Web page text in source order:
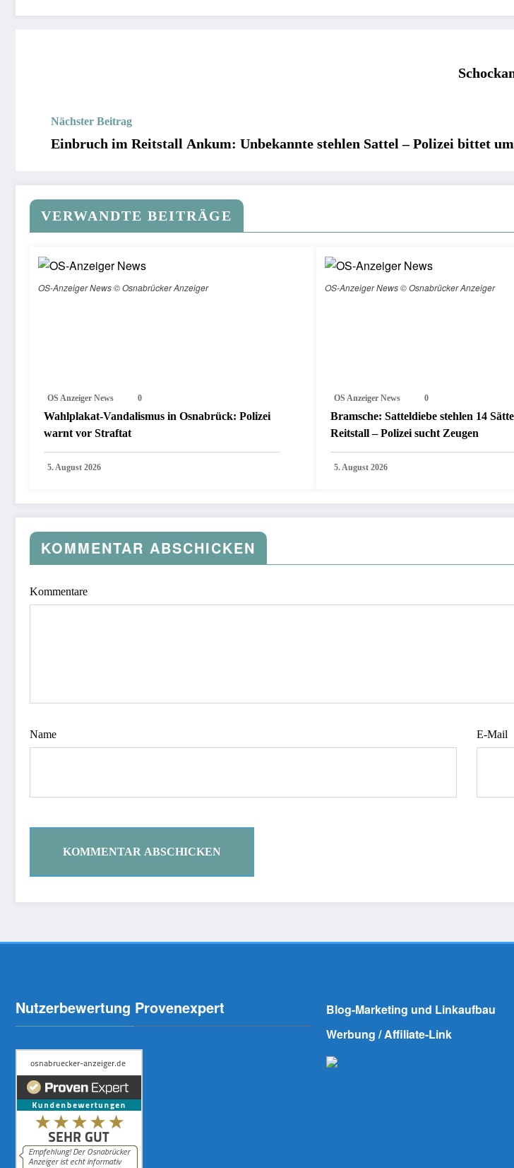
Nächster Beitrag
Einbruch im Reitstall Ankum: Unbekannte stehlen Sattel – Polizei bittet
VERWANDTE BEITRÄGE
OS-Anzeiger News © Osnabrücker Anzeiger
OS Anzeiger News 0
Wahlplakat-Vandalismus in Osnabrück: Polizei
warnt vor Straftat
5. August 2026
OS-Anzeiger News © Osnabrücker Anzeiger
OS Anzeiger News 0
Bramsche: Satteldiebe stehlen 14
Reitstall – Polizei sucht Zeugen
5. August 2026
KOMMENTAR ABSCHICKEN
Kommentare
Name E-Mail
Nutzerbewertung Provenexpert
Blog-Marketing und Linkaufbau
Werbung / Affiliate-Link